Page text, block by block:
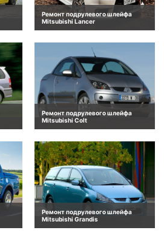
Ремонт подрулевого шлейфа
Mitsubishi Lancer
Ремонт подрулевого шлейфа
Mitsubishi Colt
Ремонт подрулевого шлейфа
Mitsubishi Grandis